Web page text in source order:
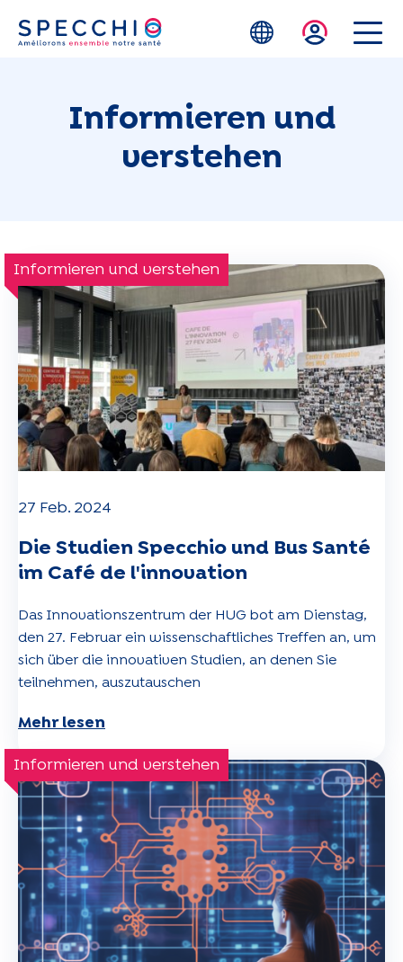
Zum Hauptinhalt springen
Informieren und
verstehen
Informieren und verstehen
27 Feb. 2024
Die Studien Specchio und Bus Santé
im Café de l'innovation
Das Innovationszentrum der HUG bot am Dienstag,
den 27. Februar ein wissenschaftliches Treffen an, um
sich über die innovativen Studien, an denen Sie
teilnehmen, auszutauschen
Mehr lesen
Informieren und verstehen